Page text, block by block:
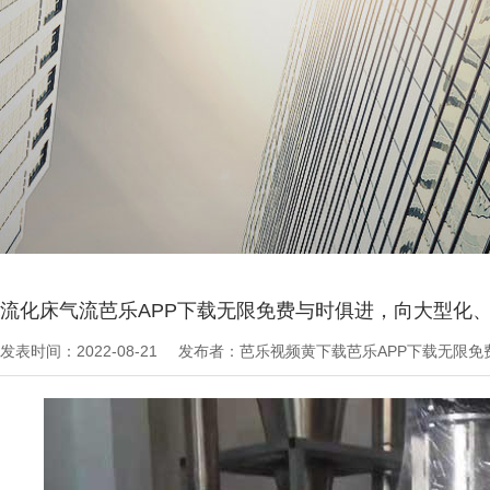
芭乐APP下载无限免费文章>技术知识
流化床气流芭乐APP下载无限免费与时俱进，向大型化
发表时间：2022-08-21 发布者：芭乐视频黄下载芭乐APP下载无限